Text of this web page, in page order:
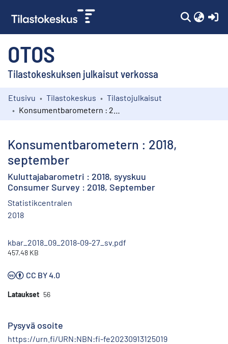
OTOS
Tilastokeskuksen julkaisut verkossa
Kokoelmat
Etusivu Tilastokeskus
Tilastojulkaisut
Konsumentbarometern : 2018,
september
Kuluttajabarometri : 2018, syyskuu
Consumer Survey : 2018, September
Statistikcentralen
2018
kbar_2018_09_2018-09-27_sv.pdf
457.48 KB
CC BY 4.0
Lataukset 56
Pysyvä osoite
https://urn.fi/URN:NBN:fi-fe20230913125019